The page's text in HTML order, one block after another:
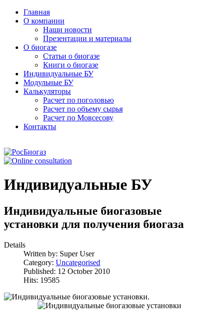
Главная
О компании
Наши новости
Презентации и материалы
О биогазе
Статьи о биогазе
Книги о биогазе
Индивидуальные БУ
Модульные БУ
Калькуляторы
Расчет по поголовью
Расчет по объему сырья
Расчет по Мовсесову
Контакты
Индивидуальные БУ
Индивидуальные биогазовые
установки для получения биогаза
Details
Written by: Super User
Category: Uncategorised
Published: 12 October 2010
Hits: 19585